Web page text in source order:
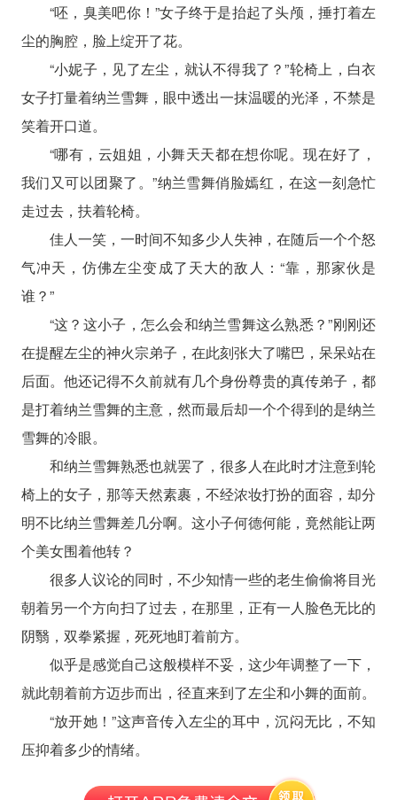
“呸，臭美吧你！”女子终于是抬起了头颅，捶打着左
尘的胸腔，脸上绽开了花。
“小妮子，见了左尘，就认不得我了？”轮椅上，白衣
女子打量着纳兰雪舞，眼中透出一抹温暖的光泽，不禁是
笑着开口道。
“哪有，云姐姐，小舞天天都在想你呢。现在好了，
我们又可以团聚了。”纳兰雪舞俏脸嫣红，在这一刻急忙
走过去，扶着轮椅。
佳人一笑，一时间不知多少人失神，在随后一个个怒
气冲天，仿佛左尘变成了天大的敌人：“靠，那家伙是
谁？”
“这？这小子，怎么会和纳兰雪舞这么熟悉？”刚刚还
在提醒左尘的神火宗弟子，在此刻张大了嘴巴，呆呆站在
后面。他还记得不久前就有几个身份尊贵的真传弟子，都
是打着纳兰雪舞的主意，然而最后却一个个得到的是纳兰
雪舞的冷眼。
和纳兰雪舞熟悉也就罢了，很多人在此时才注意到轮
椅上的女子，那等天然素裹，不经浓妆打扮的面容，却分
明不比纳兰雪舞差几分啊。这小子何德何能，竟然能让两
个美女围着他转？
很多人议论的同时，不少知情一些的老生偷偷将目光
朝着另一个方向扫了过去，在那里，正有一人脸色无比的
阴翳，双拳紧握，死死地盯着前方。
似乎是感觉自己这般模样不妥，这少年调整了一下，
就此朝着前方迈步而出，径直来到了左尘和小舞的面前。
“放开她！”这声音传入左尘的耳中，沉闷无比，不知
压抑着多少的情绪。